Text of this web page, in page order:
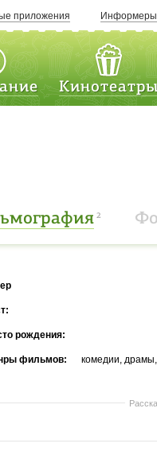
приложения Информеры
2
рождения:
фильмов: комедии,